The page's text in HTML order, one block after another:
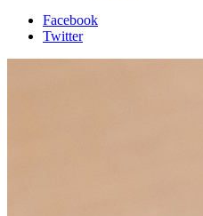
Facebook
Twitter